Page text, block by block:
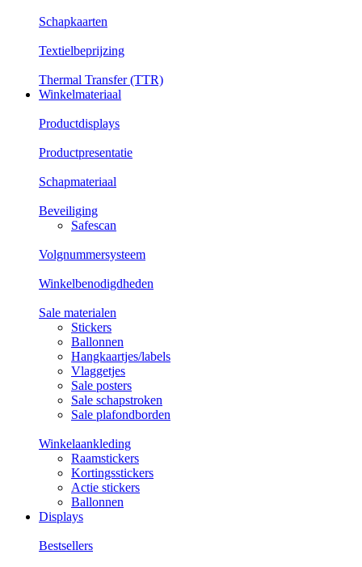
Schapkaarten
Textielbeprijzing
Thermal Transfer (TTR)
Winkelmateriaal
Productdisplays
Productpresentatie
Schapmateriaal
Beveiliging
Safescan
Volgnummersysteem
Winkelbenodigdheden
Sale materialen
Stickers
Ballonnen
Hangkaartjes/labels
Vlaggetjes
Sale posters
Sale schapstroken
Sale plafondborden
Winkelaankleding
Raamstickers
Kortingsstickers
Actie stickers
Ballonnen
Displays
Bestsellers